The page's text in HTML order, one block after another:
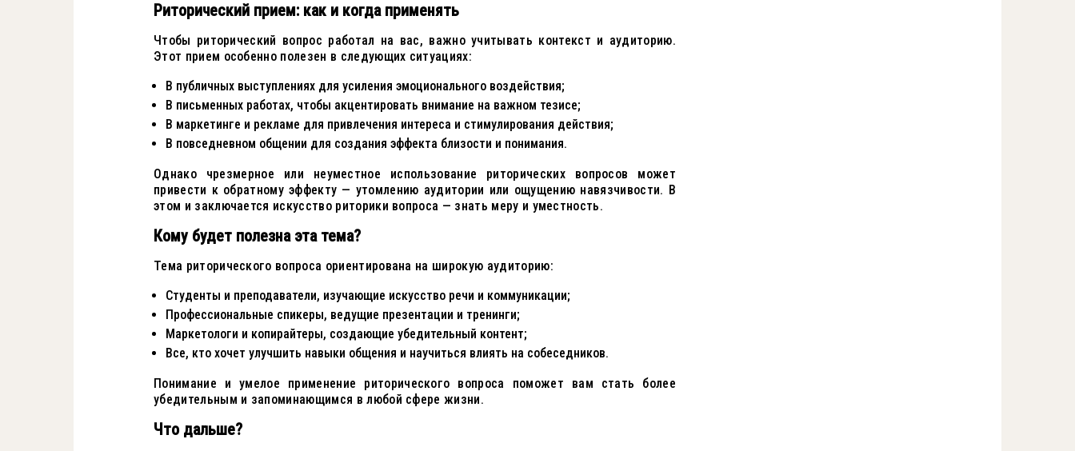
Риторический прием: как и когда применять
Чтобы риторический вопрос работал на вас, важно учитывать контекст и аудиторию.
Этот прием особенно полезен в следующих ситуациях:
В публичных выступлениях для усиления эмоционального воздействия;
В письменных работах, чтобы акцентировать внимание на важном тезисе;
В маркетинге и рекламе для привлечения интереса и стимулирования действия;
В повседневном общении для создания эффекта близости и понимания.
Однако чрезмерное или неуместное использование риторических вопросов может
привести к обратному эффекту — утомлению аудитории или ощущению навязчивости. В
этом и заключается искусство риторики вопроса — знать меру и уместность.
Кому будет полезна эта тема?
Тема риторического вопроса ориентирована на широкую аудиторию:
Студенты и преподаватели, изучающие искусство речи и коммуникации;
Профессиональные спикеры, ведущие презентации и тренинги;
Маркетологи и копирайтеры, создающие убедительный контент;
Все, кто хочет улучшить навыки общения и научиться влиять на собеседников.
Понимание и умелое применение риторического вопроса поможет вам стать более
убедительным и запоминающимся в любой сфере жизни.
Что дальше?